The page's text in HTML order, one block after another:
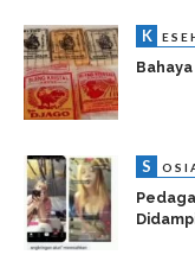
K
S